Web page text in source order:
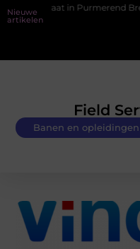
Nieuwe
artikelen
Purmerend Brengt Glans in
Field
Banen en opleidingen